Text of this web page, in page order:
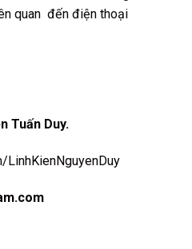
quan đến điện thoại
Tuấn Duy.